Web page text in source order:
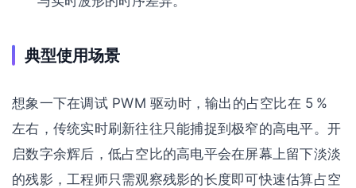
典型使用场景
想象一下在调试 PWM 驱动时，输出的占空比在 5 %
左右，传统实时刷新往往只能捕捉到极窄的高电平。开
启数字余辉后，低占空比的高电平会在屏幕上留下淡淡
的残影，工程师只需观察残影的长度即可快速估算占空